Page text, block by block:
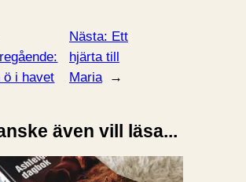
ö i havet
Nästa: Ett
hjärta till
Maria
→
även vill läsa...